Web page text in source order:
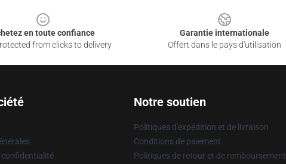
en toute confiance
from clicks to delivery
Garantie internationale
Offert dans le pays d'utilisation
confidentialité
Notre soutien
Politiques d'expédition et de livraison
Conditions de paiement
Politiques de retour et de remboursement